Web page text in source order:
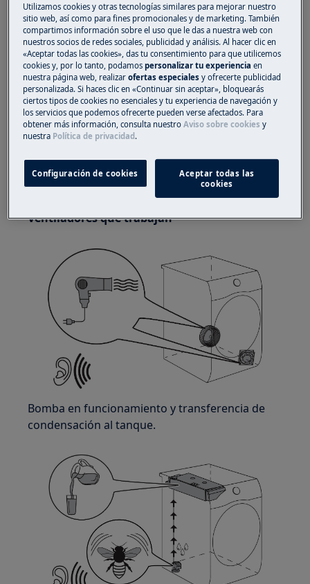
Tambor giratorio
Ventiladores que trabajan
Bomba en funcionamiento y transferencia de
condensación al tanque.
Utilizamos cookies y otras tecnologías similares para mejorar nuestro
sitio web, así como para fines promocionales y de marketing. También
compartimos información sobre el uso que le das a nuestra web con
nuestros socios de redes sociales, publicidad y análisis. Al hacer clic en
«Aceptar todas las cookies», das tu consentimiento para que utilicemos
cookies y, por lo tanto, podamospersonalizar tu experienciaen
nuestra página web, realizarofertas especiales y ofrecerte publicidad
personalizada. Si haces clic en «Continuar sin aceptar», bloquearás
ciertos tipos de cookies no esenciales y tu experiencia de navegación y
los servicios que podemos ofrecerte pueden verse afectados. Para
obtener más información, consulta nuestroAviso sobre cookies y
nuestra Política de privacidad.
Configuración de cookies
Aceptar todas las
cookies